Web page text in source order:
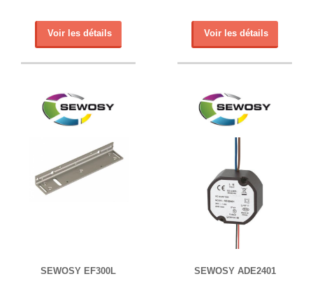
Voir les détails Voir les détails
SEWOSY EF300L SEWOSY ADE2401